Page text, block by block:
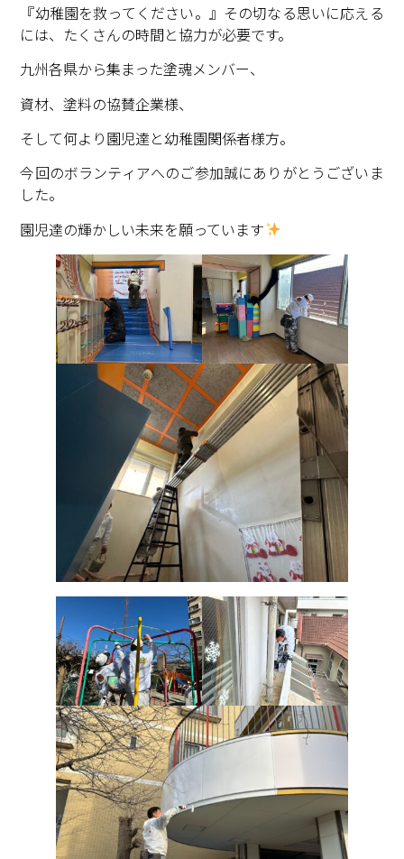
『幼稚園を救ってください。』その切なる思いに応える
には、たくさんの時間と協力が必要です。
九州各県から集まった塗魂メンバー、
資材、塗料の協賛企業様、
そして何より園児達と幼稚園関係者様方。
今回のボランティアへのご参加誠にありがとうございま
した。
園児達の輝かしい未来を願っています